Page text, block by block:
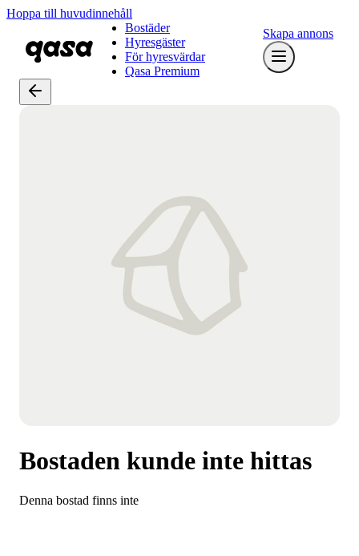
Hoppa till huvudinnehåll
Bostäder
Hyresgäster
För hyresvärdar
Qasa Premium
Skapa annons
Bostaden kunde inte hittas
Denna bostad finns inte